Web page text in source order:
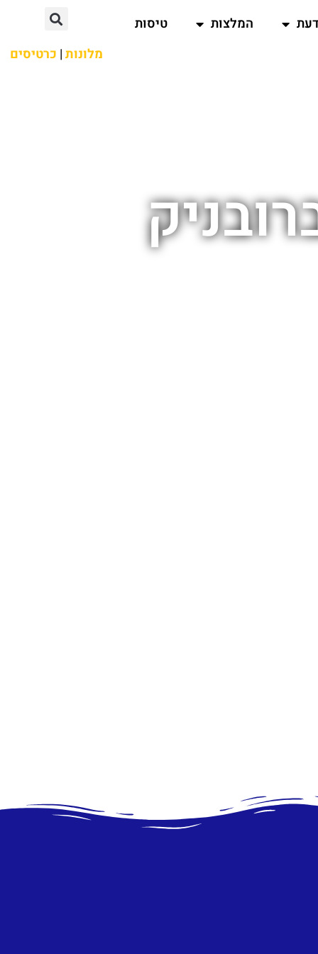
המלצות
טיסות
מלונות| כרטיסים